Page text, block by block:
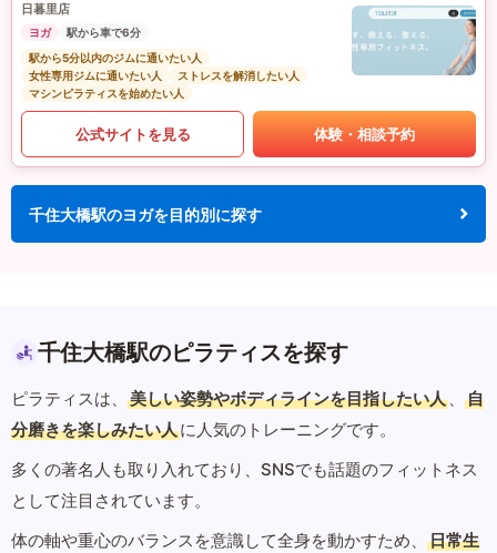
日暮里店
ヨガ
駅から車で6分
駅から5分以内のジムに通いたい人
女性専用ジムに通いたい人
ストレスを解消したい人
マシンピラティスを始めたい人
公式サイトを見る 体験・相談予約
千住大橋駅のヨガを目的別に探す
千住大橋駅のピラティスを探す
ピラティスは、 美しい姿勢やボディラインを目指したい人 、
自
分磨きを楽しみたい人に人気のトレーニングです。
多くの著名人も取り入れており、SNSでも話題のフィットネス
として注目されています。
体の軸や重心のバランスを意識して全身を動かすため、
日常生